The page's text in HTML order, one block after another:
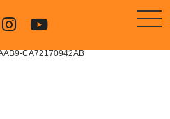
CA72170942AB